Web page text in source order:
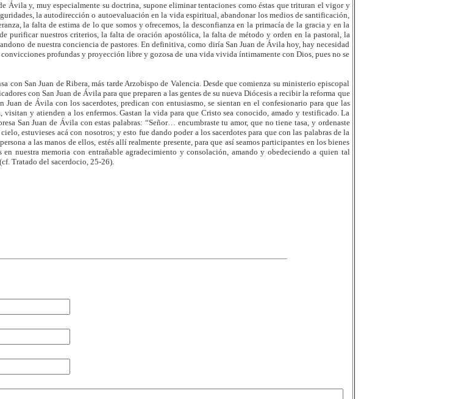
Ávila y, muy especialmente su doctrina, supone eliminar tentaciones como éstas que trituran el vigor y
la autodirección o autoevaluación en la vida espiritual, abandonar los medios de santificación,
la falta de estima de lo que somos y ofrecemos, la desconfianza en la primacía de la gracia y en la
purificar nuestros criterios, la falta de oración apostólica, la falta de método y orden en la pastoral, la
de nuestra conciencia de pastores. En definitiva, como diría San Juan de Ávila hoy, hay necesidad
profundas y proyección libre y gozosa de una vida vivida íntimamente con Dios, pues no se
con San Juan de Ribera, más tarde Arzobispo de Valencia. Desde que comienza su ministerio episcopal
con San Juan de Ávila para que preparen a las gentes de su nueva Diócesis a recibir la reforma que
Juan de Ávila con los sacerdotes, predican con entusiasmo, se sientan en el confesionario para que las
visitan y atienden a los enfermos. Gastan la vida para que Cristo sea conocido, amado y testificado. La
San Juan de Ávila con estas palabras: “Señor… encumbraste tu amor, que no tiene tasa, y ordenaste
estuvieses acá con nosotros; y esto fue dando poder a los sacerdotes para que con las palabras de la
a las manos de ellos, estés allí realmente presente, para que así seamos participantes en los bienes
nuestra memoria con entrañable agradecimiento y consolación, amando y obedeciendo a quien tal
Tratado del sacerdocio, 25-26).